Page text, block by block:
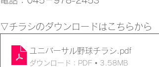
▽チラシのダウンロードはこちらから
ユニバーサル野球チラシ .pdf
ダウンロード：PDF • 3.58MB